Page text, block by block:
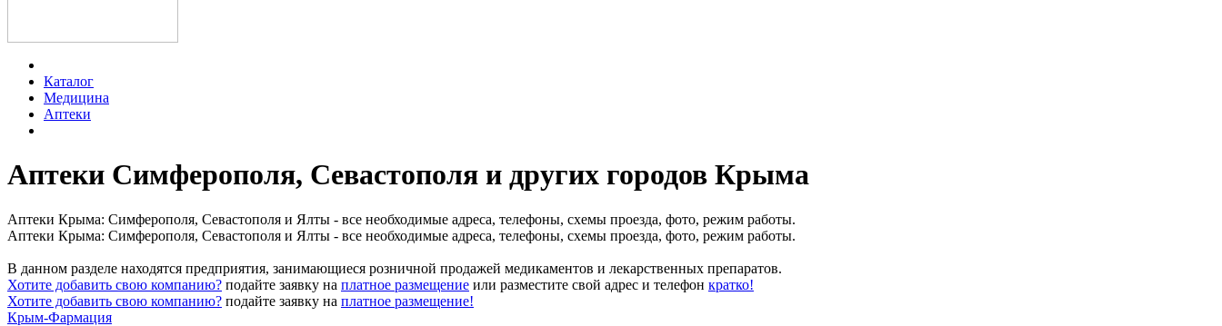
Каталог
Медицина
Аптеки
Аптеки Симферополя, Севастополя и других городов Крыма
Аптеки Крыма: Симферополя, Севастополя и Ялты - все необходимые адреса, телефоны, схемы проезда, фото, режим работы.
Аптеки Крыма: Симферополя, Севастополя и Ялты - все необходимые адреса, телефоны, схемы проезда, фото, режим работы.
В данном разделе находятся предприятия, занимающиеся розничной продажей медикаментов и лекарственных препаратов.
Хотите добавить свою компанию? подайте заявку на платное размещение или разместите свой адрес и телефон кратко!
Хотите добавить свою компанию? подайте заявку на платное размещение!
Крым-Фармация